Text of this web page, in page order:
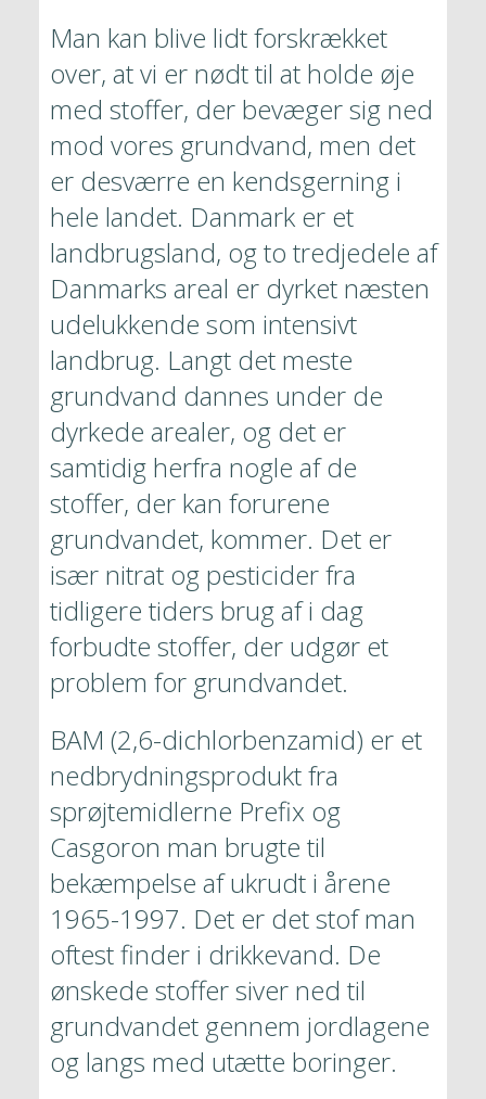
Man kan blive lidt forskrækket
over, at vi er nødt til at holde øje
med stoffer, der bevæger sig ned
mod vores grundvand, men det
er desværre en kendsgerning i
hele landet. Danmark er et
landbrugsland, og to tredjedele af
Danmarks areal er dyrket næsten
udelukkende som intensivt
landbrug. Langt det meste
grundvand dannes under de
dyrkede arealer, og det er
samtidig herfra nogle af de
stoffer, der kan forurene
grundvandet, kommer. Det er
især nitrat og pesticider fra
tidligere tiders brug af i dag
forbudte stoffer, der udgør et
problem for grundvandet.
BAM (2,6-dichlorbenzamid) er et
nedbrydningsprodukt fra
sprøjtemidlerne Prefix og
Casgoron man brugte til
bekæmpelse af ukrudt i årene
1965-1997. Det er det stof man
oftest finder i drikkevand. De
ønskede stoffer siver ned til
grundvandet gennem jordlagene
og langs med utætte boringer.